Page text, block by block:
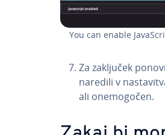
You can enable
Za zaključek
naredili v
ali one­mo­go­čen.